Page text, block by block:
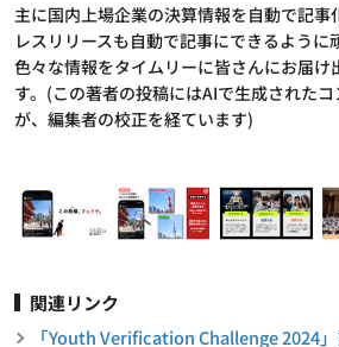
主に国内上場企業の決算情報を自動で記事
レスリリースも自動で記事にできるように
色々な情報をタイムリーに皆さんにお届け
す。(この著者の投稿にはAIで生成された
が、編集者の校正を経ています)
関連リンク
「Youth Verification Challenge 2024